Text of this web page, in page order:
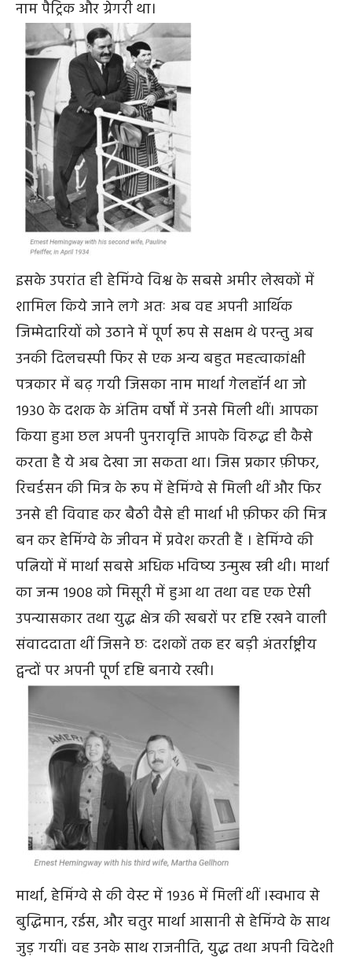
नाम पैट्रिक और ग्रेगरी था।
इसके उपरांत ही हेमिंग्वे विश्व के सबसे अमीर लेखकों में
शामिल किये जाने लगे अतः अब वह अपनी आर्थिक
जिम्मेदारियों को उठाने में पूर्ण रूप से सक्षम थे परन्तु अब
उनकी दिलचस्पी फिर से एक अन्य बहुत महत्वाकांक्षी
पत्रकार में बढ़ गयी जिसका नाम मार्था गेलहॉर्न था जो
१९३० के दशक के अंतिम वर्षों में उनसे मिली थीं। आपका
किया हुआ छल अपनी पुनरावृत्ति आपके विरुद्ध ही कैसे
करता है ये अब देखा जा सकता था। जिस प्रकार फ़ीफर,
रिचर्डसन की मित्र के रूप में हेमिंग्वे से मिली थीं और फिर
उनसे ही विवाह कर बैठी वैसे ही मार्था भी फ़ीफर की मित्र
बन कर हेमिंग्वे के जीवन में प्रवेश करती हैं । हेमिंग्वे की
पत्नियों में मार्था सबसे अधिक भविष्य उन्मुख स्त्री थी। मार्था
का जन्म १९०८ को मिसूरी में हुआ था तथा वह एक ऐसी
उपन्यासकार तथा युद्ध क्षेत्र की खबरों पर दृष्टि रखने वाली
संवाददाता थीं जिसने छः दशकों तक हर बड़ी अंतर्राष्ट्रीय
द्वन्दों पर अपनी पूर्ण दृष्टि बनाये रखी।
मार्था, हेमिंग्वे से की वेस्ट में १९३६ में मिलीं थीं ।स्वभाव से
बुद्धिमान, रईस, और चतुर मार्था आसानी से हेमिंग्वे के साथ
जुड़ गयीं। वह उनके साथ राजनीति, युद्ध तथा अपनी विदेशी